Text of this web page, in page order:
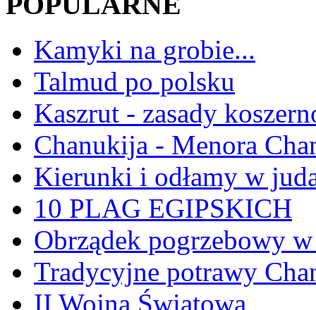
Kamyki na grobie...
Talmud po polsku
Kaszrut - zasady
Chanukija - Menora
Kierunki i odłamy w
10 PLAG EGIPSKICH
Obrządek pogrzebowy
Tradycyjne potrawy
II Wojna Światowa